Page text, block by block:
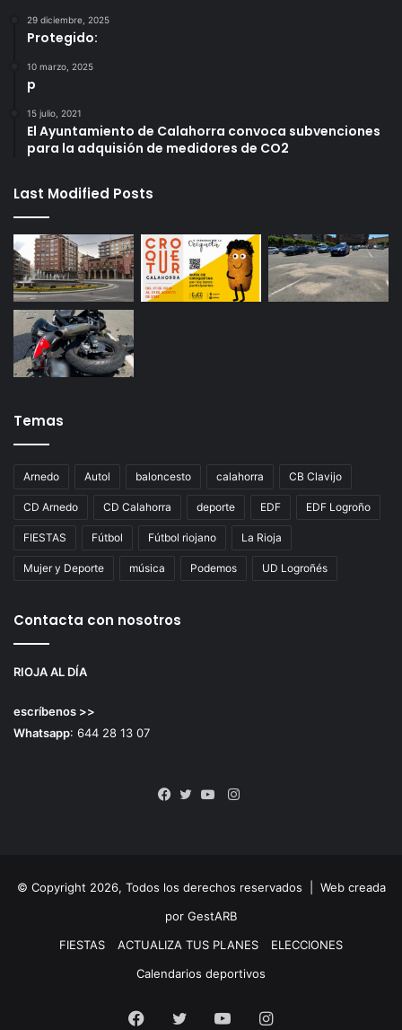
29 diciembre, 2025
Protegido:
10 marzo, 2025
p
15 julio, 2021
El Ayuntamiento de Calahorra convoca subvenciones
para la adquisión de medidores de CO2
Last Modified Posts
Temas
Arnedo Autol baloncesto calahorra CB Clavijo
CD Arnedo CD Calahorra deporte EDF EDF Logroño
FIESTAS Fútbol Fútbol riojano La Rioja
Mujer y Deporte música Podemos UD Logroñés
Contacta con nosotros
RIOJA AL DÍA
escríbenos >>
Whatsapp: 644 28 13 07
Instagram
© Copyright 2026, Todos los derechos reservados | Web creada
por GestARB
FIESTAS
ACTUALIZA TUS PLANES
ELECCIONES
Calendarios deportivos
Facebook
Twitter YouTubeInstagram